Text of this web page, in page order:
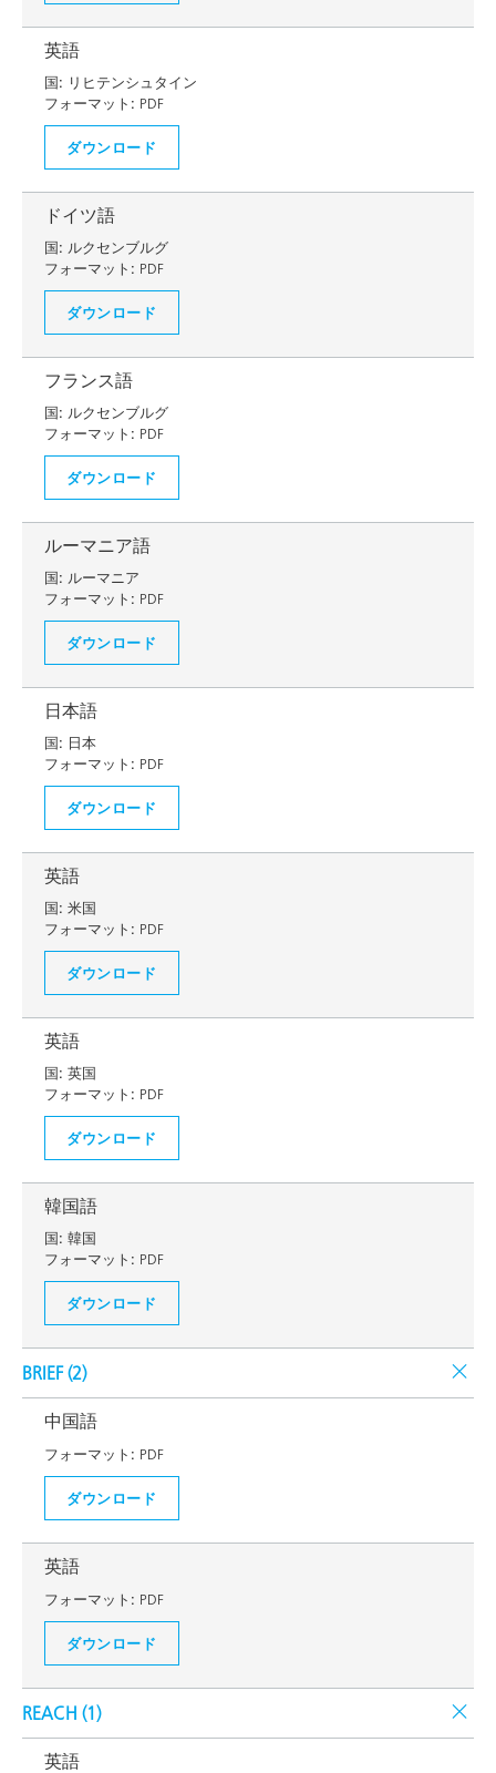
英語
国: リヒテンシュタイン
フォーマット: PDF
ダウンロード
ドイツ語
国: ルクセンブルグ
フォーマット: PDF
ダウンロード
フランス語
国: ルクセンブルグ
フォーマット: PDF
ダウンロード
ルーマニア語
国: ルーマニア
フォーマット: PDF
ダウンロード
日本語
国: 日本
フォーマット: PDF
ダウンロード
英語
国: 米国
フォーマット: PDF
ダウンロード
英語
国: 英国
フォーマット: PDF
ダウンロード
韓国語
国: 韓国
フォーマット: PDF
ダウンロード
BRIEF (2)
中国語
フォーマット: PDF
ダウンロード
英語
フォーマット: PDF
ダウンロード
REACH (1)
英語